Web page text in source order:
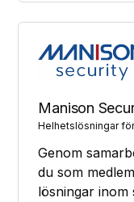
Manison
Helhetslösningar
Genom
du som
lösningar inom